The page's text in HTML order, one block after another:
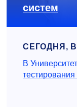
систем
СЕГОДНЯ, В
В